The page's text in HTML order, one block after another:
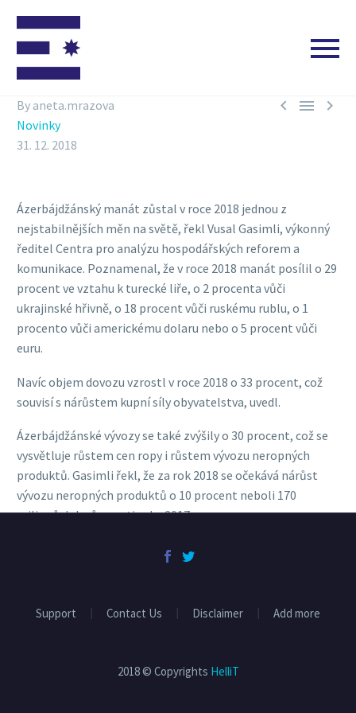
  
By aneta.mrazova
Novinky
31. 12. 2018
Ázerbájdžánský manát zůstal v roce 2018 jednou z
nejstabilnějších měn na světě, řekl Vusal Gasimli, výkonný
ředitel Centra pro analýzu hospodářských reforem a
komunikace. Poznamenal, že v roce 2018 manát posílil o 29
procent ve vztahu k turecké liře, o 2 procenta vůči
ukrajinské hřivně, o 18 procent vůči ruskému rublu, o 1
procento vůči americkému dolaru nebo o 5 procent vůči
euru.
Navíc objem dovozu vzrostl v roce 2018 o 33 procent, což
souvisí s nárůstem kupní síly obyvatelstva, uvedl.
Ázerbájdžánské vývozy se také zvýšily o 30 procent, což se
vysvětluje růstem cen ropy i růstem vývozu neropných
produktů. Gasimli řekl, že za rok 2018 se očekává nárůst
vývozu neropných produktů o 10 procent neboli 170
milionů dolarů oproti roku 2017.
Support Contact Us Disclaimer Add more
2018 © Copyrights HelliT